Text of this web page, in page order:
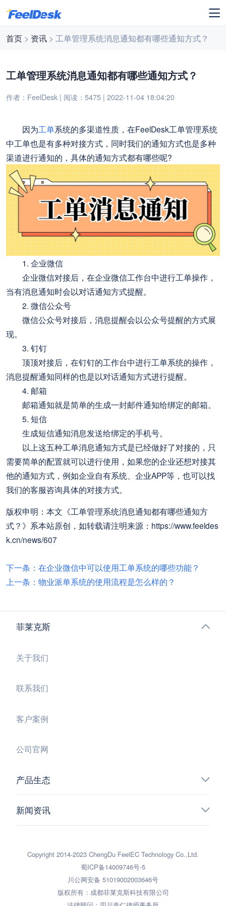
首页 > 资讯 > 工单管理系统消息通知都有哪些通知方式？
工单管理系统消息通知都有哪些通知方式？
作者：FeelDesk | 阅读：5475 | 2022-11-04 18:04:20
因为工单系统的多渠道性质，在FeelDesk工单管理系统
中工单也是有多种对接方式，同时我们的通知方式也是多种
渠道进行通知的，具体的通知方式都有哪些呢?
1. 企业微信
企业微信对接后，在企业微信工作台中进行工单操作，
当有消息通知时会以对话通知方式提醒。
2. 微信公众号
微信公众号对接后，消息提醒会以公众号提醒的方式展
现。
3. 钉钉
顶顶对接后，在钉钉的工作台中进行工单系统的操作，
消息提醒通知同样的也是以对话通知方式进行提醒。
4. 邮箱
邮箱通知就是简单的生成一封邮件通知给绑定的邮箱。
5. 短信
生成短信通知消息发送给绑定的手机号。
以上这五种工单消息通知方式是已经做好了对接的，只
需要简单的配置就可以进行使用，如果您的企业还想对接其
他的通知方式，例如企业自有系统、企业APP等，也可以找
我们的客服咨询具体的对接方式。
版权申明：本文《工单管理系统消息通知都有哪些通知方
式？》系本站原创，如转载请注明来源：https://www.feeldes
k.cn/news/607
下一条：在企业微信中可以使用工单系统的哪些功能？
上一条：物业派单系统的使用流程是怎么样的？
菲莱克斯
关于我们
联系我们
客户案例
公司官网
产品生态
新闻资讯
Copyright 2014-2023 ChengDu FeelEC Technology Co.,Ltd.
蜀ICP备14009746号-5
川公网安备 51019002003646号
版权所有：成都菲莱克斯科技有限公司